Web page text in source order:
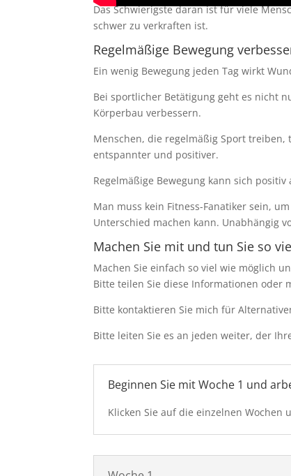
Das Schwierigste daran ist für viele
schwer zu verkraften ist.
Regelmäßige Bewegung
Ein wenig Bewegung jeden Tag wirkt
Bei sportlicher Betätigung geht es nicht
Körperbau verbessern.
Menschen, die regelmäßig Sport
entspannter und positiver.
Regelmäßige Bewegung kann sich
Man muss kein Fitness-Fanatiker sein,
Unterschied machen kann. Unabhängig
Machen Sie mit und tun Sie so
Machen Sie einfach so viel wie möglich
Bitte teilen Sie diese Informationen oder
Bitte kontaktieren Sie mich für
Bitte leiten Sie es an jeden weiter, der
Beginnen Sie mit Woche 1 und
Klicken Sie auf die einzelnen Wochen